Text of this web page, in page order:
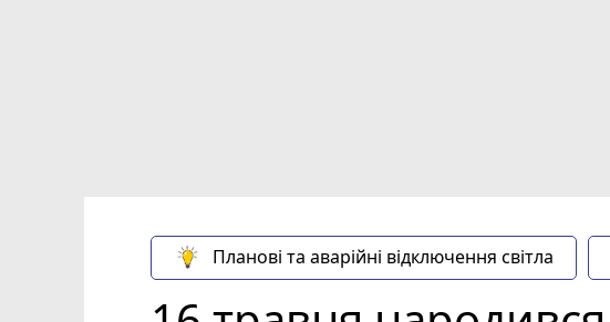
Планові та аварійні відключення світла